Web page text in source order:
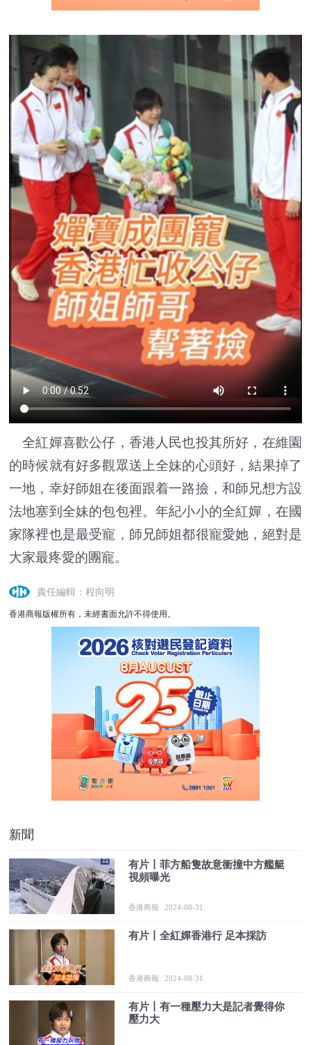
全紅嬋喜歡公仔，香港人民也投其所好，在維園
的時候就有好多觀眾送上全妹的心頭好，結果掉了
一地，幸好師姐在後面跟着一路撿，和師兄想方設
法地塞到全妹的包包裡。年紀小小的全紅嬋，在國
家隊裡也是最受寵，師兄師姐都很寵愛她，絕對是
大家最疼愛的團寵。
責任編輯：程向明
香港商報版權所有，未經書面允許不得使用。
新聞
有片丨菲方船隻故意衝撞中方艦艇
視頻曝光
香港商報 2024-08-31
有片丨全紅嬋香港行 足本採訪
香港商報 2024-08-31
有片丨有一種壓力大是記者覺得你
壓力大